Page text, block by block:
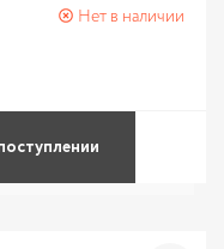
Нет в наличии